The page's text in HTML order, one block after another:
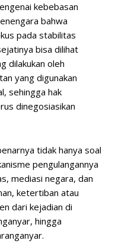
kebebasan
bahwa
pada stabilitas
bisa dilihat
dilakukan oleh
yang digunakan
sehingga hak
dinegosiasikan
tidak hanya soal
pengulangannya
mediasi negara, dan
ketertiban atau
dari kejadian di
hingga